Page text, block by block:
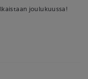
joulukuussa!